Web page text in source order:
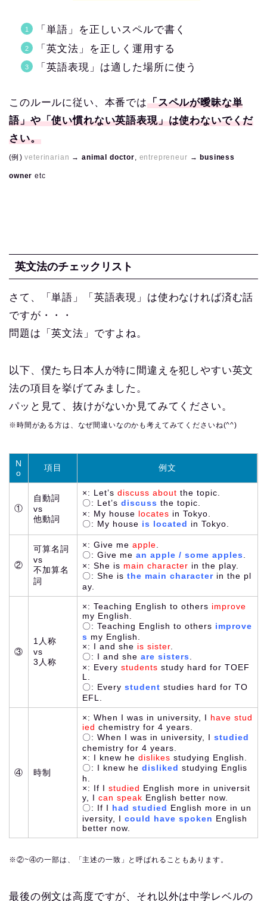
「単語」を正しいスペルで書く
「英文法」を正しく運用する
「英語表現」は適した場所に使う
このルールに従い、本番では「スペルが曖昧な単
語」や「使い慣れない英語表現」は使わないでくだ
さい。
(例)veterinarian → animal doctor entrepreneur →business
owner etc
英文法のチェックリスト
さて、「単語」「英語表現」は使わなければ済む話
ですが・・・
問題は「英文法」ですよね。
以下、僕たち日本人が特に間違えを犯しやすい英文
法の項目を挙げてみました。
パッと見て、抜けがないか見てみてください。
※時間がある方は、なぜ間違いなのかも考えてみてくださいね(^^)
N
o
項目 例文
①
自動詞
vs
他動詞
×: Let’s discuss about the topic.
〇: Let’s discuss the topic.
×: My house locates in Tokyo.
〇: My house is located in Tokyo.
②
可算名詞
vs
不加算名
詞
×: Give me apple
〇: Give me an apple / some apples
×: She is main character in the play.
〇: She is the main character in the pl
ay.
③
1人称
vs
3人称
×: Teaching English to others improve
my English.
〇: Teaching English to others improve
s my English.
×: I and she is sister
〇: I and she are sisters
×: Every students study hard for TOEF
L.
〇: Every student studies hard for TO
EFL.
④ 時制
×: When I was in university, I have stud
ied chemistry for 4 years.
〇: When I was in university, I studied
chemistry for 4 years.
×: I knew he dislikes studying English.
〇: I knew he disliked studying Englis
h.
×: If I studied English more in universit
y, I can speak English better now.
〇: If I had studied English more in un
iversity, I could have spoken English
better now.
※②~④の一部は、「主述の一致」と呼ばれることもあります。
最後の例文は高度ですが、それ以外は中学レベルの